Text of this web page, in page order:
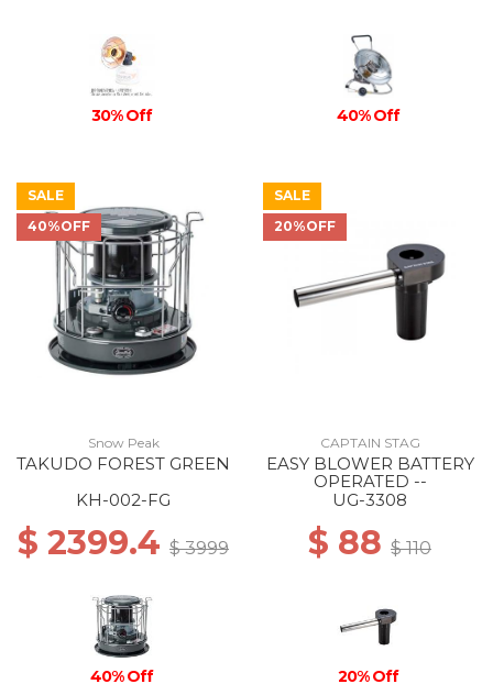
30% Off 40% Off
SALE
40%OFF
Snow Peak
TAKUDO FOREST GREEN
KH-002-FG
$ 2399.4 $ 3999
40% Off
SALE
20%OFF
CAPTAIN STAG
EASY BLOWER BATTERY
OPERATED --
UG-3308
$ 88 $ 110
20% Off